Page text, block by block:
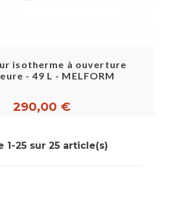
isotherme à ouverture
- 49 L - MELFORM
290,00 €
1-25 sur 25 article(s)